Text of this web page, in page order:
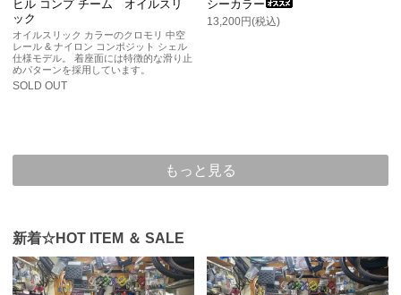
ヒル コンプ チーム オイルスリ
ック
オイルスリック カラーのクロモリ 中空
レール & ナイロン コンポジット シェル
仕様モデル。 着座面には特徴的な滑り止
めパターンを採用しています。
SOLD OUT
シーカラー
13,200円(税込)
もっと見る
新着☆HOT ITEM ＆ SALE